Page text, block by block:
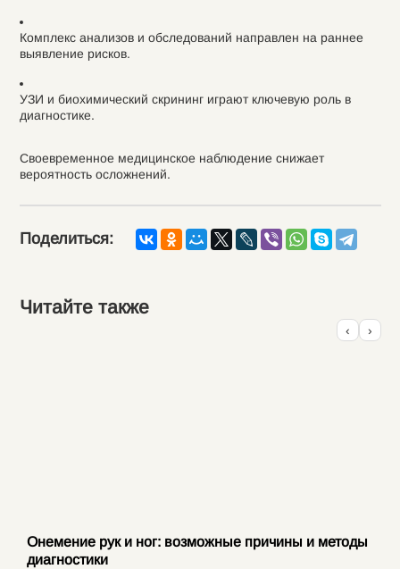
Комплекс анализов и обследований направлен на раннее
выявление рисков.
УЗИ и биохимический скрининг играют ключевую роль в
диагностике.
Своевременное медицинское наблюдение снижает
вероятность осложнений.
Поделиться:
Читайте также
Онемение рук и ног: возможные причины и методы
диагностики
‹ ›